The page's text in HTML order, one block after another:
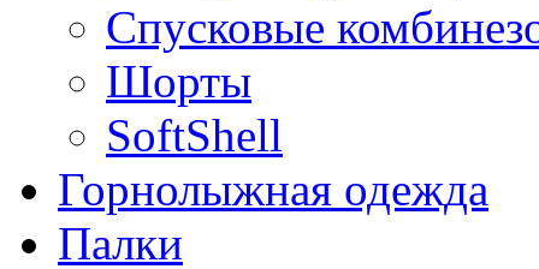
Спусковые
Шорты
SoftShell
Горнолыжная одежда
Палки